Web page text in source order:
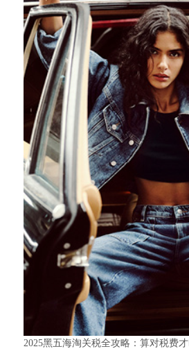
2025黑五海淘关税全攻略：算对税费